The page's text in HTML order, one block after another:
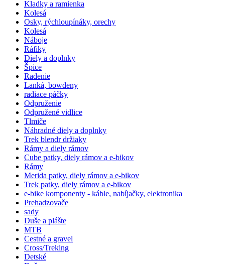
Kladky a ramienka
Kolesá
Osky, rýchloupínáky, orechy
Kolesá
Náboje
Ráfiky
Diely a doplnky
Špice
Radenie
Lanká, bowdeny
radiace páčky
Odpruženie
Odpružené vidlice
Tlmiče
Náhradné diely a doplnky
Trek blendr držiaky
Rámy a diely rámov
Cube patky, diely rámov a e-bikov
Rámy
Merida patky, diely rámov a e-bikov
Trek patky, diely rámov a e-bikov
e-bike komponenty - káble, nabíjačky, elektronika
Prehadzovače
sady
Duše a plášte
MTB
Cestné a gravel
Cross/Treking
Detské